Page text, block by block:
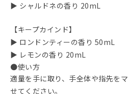
▶ シャルドネの香り 20mL
【キープカインド】
▶ ロンドンティーの香り 50mL
▶ レモンの香り 20mL
●使い方
適量を手に取り、手全体や指先を
せてください。